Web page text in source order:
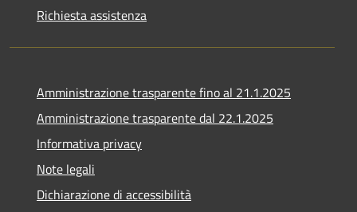
Richiesta assistenza
Amministrazione trasparente fino al 21.1.2025
Amministrazione trasparente dal 22.1.2025
Informativa privacy
Note legali
Dichiarazione di accessibilità